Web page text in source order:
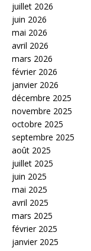
juillet 2026
juin 2026
mai 2026
avril 2026
mars 2026
février 2026
janvier 2026
décembre 2025
novembre 2025
octobre 2025
septembre 2025
août 2025
juillet 2025
juin 2025
mai 2025
avril 2025
mars 2025
février 2025
janvier 2025